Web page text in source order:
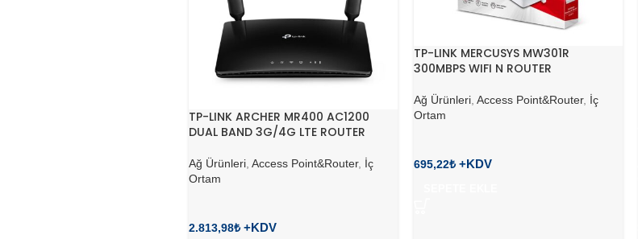
TP-LINK ARCHER MR400 AC1200
DUAL BAND 3G/4G LTE ROUTER
Ağ Ürünleri Access Point&Router, İç
Ortam
2.813,98₺
TP-LINK MERCUSYS MW301R
300MBPS WIFI N ROUTER
Ağ Ürünleri, Access Point&Router, İç
Ortam
695,22₺